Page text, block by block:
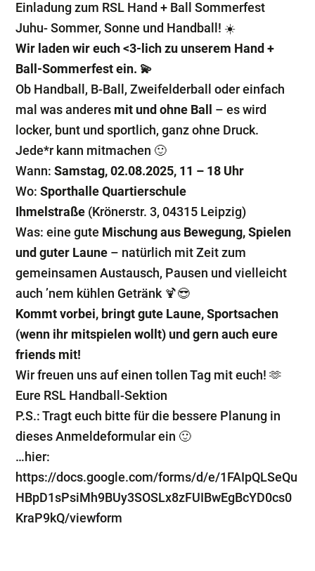
Einladung zum RSL Hand + Ball Sommerfest
Juhu- Sommer, Sonne und Handball! ☀️
Wir laden wir euch <3-lich zu unserem Hand +
Ball-Sommerfest ein. 💫
Ob Handball, B-Ball, Zweifelderball oder einfach
mal was anderes mit und ohne Ball
– es wird
locker, bunt und sportlich, ganz ohne Druck.
Jede*r kann mitmachen 🙂
Wann: Samstag, 02.08.2025, 11 – 18 Uhr
Wo:Sporthalle Quartierschule
Ihmelstraße (Krönerstr. 3, 04315 Leipzig)
Was: eine gute Mischung aus Bewegung, Spielen
und guter Laune – natürlich mit Zeit zum
gemeinsamen Austausch, Pausen und vielleicht
auch ’nem kühlen Getränk 🍹😎
Kommt vorbei, bringt gute Laune, Sportsachen
(wenn ihr mitspielen wollt) und gern auch eure
friends mit!
Wir freuen uns auf einen tollen Tag mit euch! 🫶
Eure RSL Handball-Sektion
P.S.: Tragt euch bitte für die bessere Planung in
dieses Anmeldeformular ein 🙂
…hier:
https://docs.google.com/forms/d/e/1FAIpQLSeQu
HBpD1sPsiMh9BUy3SOSLx8zFUIBwEgBcYD0cs0
KraP9kQ/viewform